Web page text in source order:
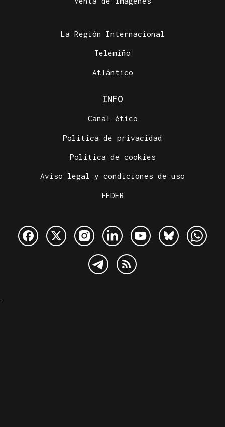
La Región Internacional
Telemiño
Atlántico
INFO
Canal ético
Política de privacidad
Política de cookies
Aviso legal y condiciones de uso
FEDER